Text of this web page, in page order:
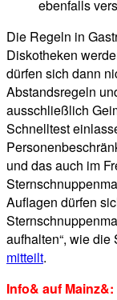
ebenfalls
Die Regeln in
Diskotheken
dürfen sich dann
Abstandsregeln
ausschließlich
Schnelltest
und das auch im
Auflagen dürfen
aufhalten“, wie die
mitteilt.
Info& auf Mainz&: